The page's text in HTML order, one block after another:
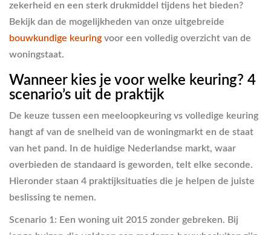
zekerheid en een sterk drukmiddel tijdens het bieden?
Bekijk dan de mogelijkheden van onze uitgebreide
bouwkundige keuring voor een volledig overzicht van de
woningstaat.
Wanneer kies je voor welke keuring? 4
scenario’s uit de praktijk
De keuze tussen een meeloopkeuring vs volledige keuring
hangt af van de snelheid van de woningmarkt en de staat
van het pand. In de huidige Nederlandse markt, waar
overbieden de standaard is geworden, telt elke seconde.
Hieronder staan 4 praktijksituaties die je helpen de juiste
beslissing te nemen.
Scenario 1: Een woning uit 2015 zonder gebreken. Bij